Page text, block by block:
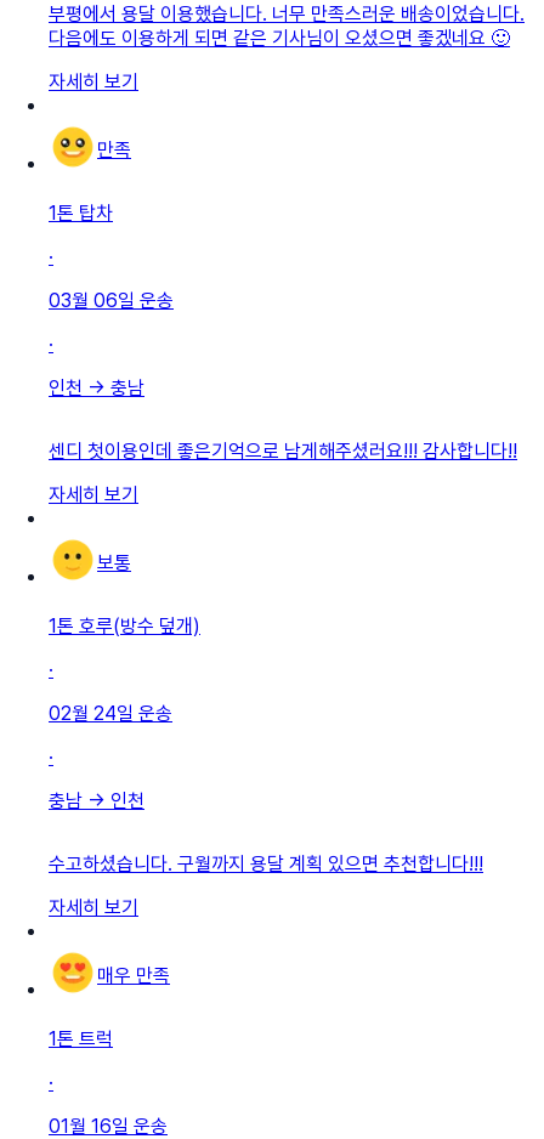
부평에서 용달 이용했습니다. 너무 만족스러운 배송이었습니다.
다음에도 이용하게 되면 같은 기사님이 오셨으면 좋겠네요 🙂
자세히 보기
만족
1톤 탑차
·
03월 06일 운송
·
인천 → 충남
센디 첫이용인데 좋은기억으로 남게해주셨러요!!! 감사합니다!!
자세히 보기
보통
1톤 호루(방수 덮개)
·
02월 24일 운송
·
충남 → 인천
수고하셨습니다. 구월까지 용달 계획 있으면 추천합니다!!!
자세히 보기
매우 만족
1톤 트럭
·
01월 16일 운송